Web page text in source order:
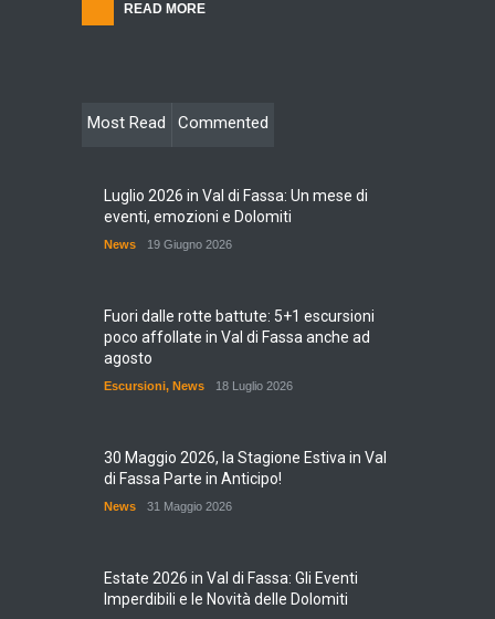
READ MORE
Most Read Commented
Luglio 2026 in Val di Fassa: Un mese di
eventi, emozioni e Dolomiti
News 19 Giugno 2026
Fuori dalle rotte battute: 5+1 escursioni
poco affollate in Val di Fassa anche ad
agosto
Escursioni, News 18 Luglio 2026
30 Maggio 2026, la Stagione Estiva in Val
di Fassa Parte in Anticipo!
News 31 Maggio 2026
Estate 2026 in Val di Fassa: Gli Eventi
Imperdibili e le Novità delle Dolomiti